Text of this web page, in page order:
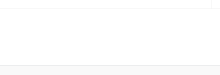
Купить в 1 клик Сравнение